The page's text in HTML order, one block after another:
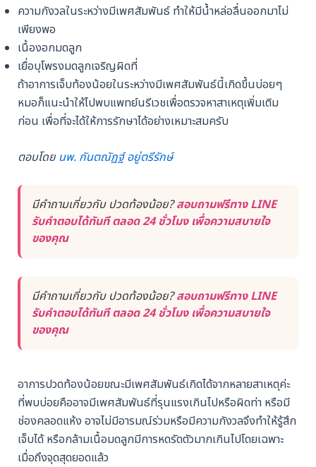
ความกังวลในระหว่างมีเพศสัมพันธ์ ทำให้มีน้ำหล่อลื่นออกมาไม่
เพียงพอ
เนื้องอกมดลูก
เยื่อบุโพรงมดลูกเจริญผิดที่
ถ้าอาการเจ็บท้องน้อยในระหว่างมีเพศสัมพันธ์นี้เกิดขึ้นบ่อยๆ
หมอก็แนะนำให้ไปพบแพทย์นรีเวชเพื่อตรวจหาสาเหตุเพิ่มเติม
ก่อน เพื่อที่จะได้ให้การรักษาได้อย่างเหมาะสมครับ
ตอบโดย นพ. กันตณัฏฐ์ อยู่ตรีรักษ์
มีคำถามเกี่ยวกับ ปวดท้องน้อย?สอบถามฟรีทาง LINE
รับคำตอบได้ทันที ตลอด 24 ชั่วโมง เพื่อความสบายใจ
ของคุณ
มีคำถามเกี่ยวกับ ปวดท้องน้อย?สอบถามฟรีทาง LINE
รับคำตอบได้ทันที ตลอด 24 ชั่วโมง เพื่อความสบายใจ
ของคุณ
อาการปวดท้องน้อยขณะมีเพศสัมพันธ์เกิดได้จากหลายสาเหตุค่ะ
ที่พบบ่อยคืออาจมีเพศสัมพันธ์ที่รุนแรงเกินไปหรือผิดท่า หรือมี
ช่องคลอดแห้ง อาจไม่มีอารมณ์ร่วมหรือมีความกังวลจึงทำให้รู้สึก
เจ็บได้ หรือกล้ามเนื้อมดลูกมีการหดรัดตัวมากเกินไปโดยเฉพาะ
เมื่อถึงจุดสุดยอดแล้ว